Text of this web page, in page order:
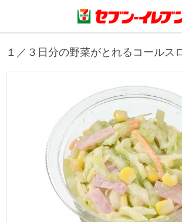
商品のご案内
来週の新商品
商品カテゴリ一覧
セブンプレミアム
サービストップ
nanacoトップ
マルチコピー機でできること
企業情報
企業情報トップ
ニュースリリース
私たちの取組み
サステナビリティ
１／３日分の野菜がとれるコールス